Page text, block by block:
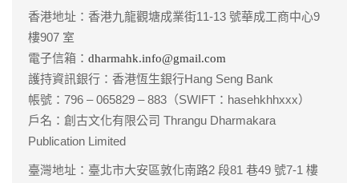
香港地址：香港九龍觀塘成業街11-13 號華成工商中心9
樓907 室
電子信箱： dharmahk.info@gmail.com
護持資訊銀行：香港恆生銀行Hang Seng Bank
帳號：796 – 065829 – 883（SWIFT：hasehkhhxxx）
戶名：創古文化有限公司 Thrangu Dharmakara
Publication Limited
臺灣地址：臺北市大安區敦化南路2 段81 巷49 號7-1 樓